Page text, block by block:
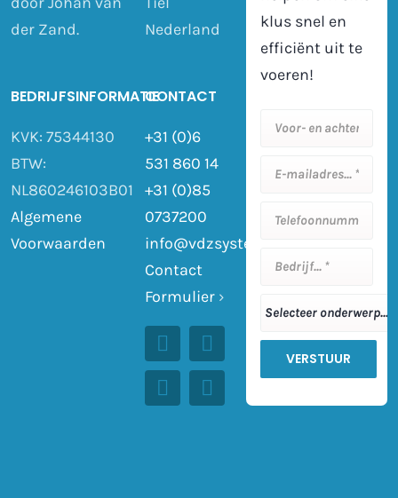
der Zand.
BEDRIJFSINFORMATIE
KVK: 75344130
BTW:
NL860246103B01
Algemene
Voorwaarden
Nederland
CONTACT
+31 (0)6
531 860 14
+31 (0)85
0737200
info@vdzsystemen.nl
Contact
Formulier›
klus snel en
efficiënt uit te
voeren!